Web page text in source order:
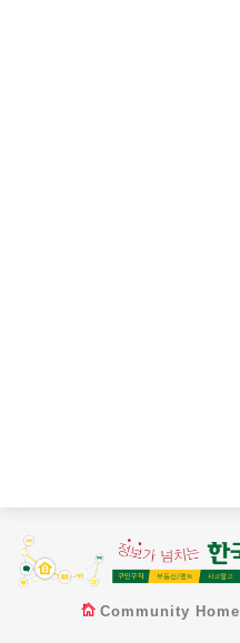
Community Home